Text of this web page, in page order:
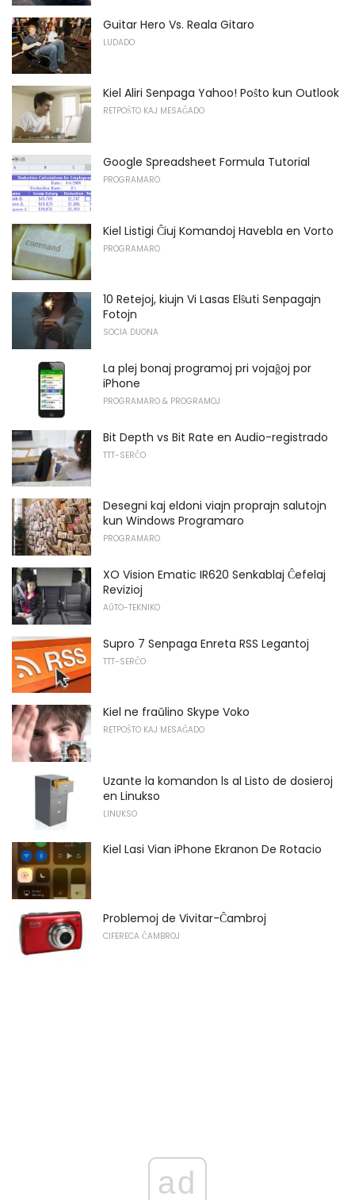
Guitar Hero Vs. Reala Gitaro
LUDADO
Kiel Aliri Senpaga Yahoo! Poŝto kun Outlook
RETPOŜTO KAJ MESAĜADO
Google Spreadsheet Formula Tutorial
PROGRAMARO
Kiel Listigi Ĉiuj Komandoj Havebla en Vorto
PROGRAMARO
10 Retejoj, kiujn Vi Lasas Elŝuti Senpagajn
Fotojn
SOCIA DUONA
La plej bonaj programoj pri vojaĝoj por
iPhone
PROGRAMARO & PROGRAMOJ
Bit Depth vs Bit Rate en Audio-registrado
TTT-SERĈO
Desegni kaj eldoni viajn proprajn salutojn
kun Windows Programaro
PROGRAMARO
XO Vision Ematic IR620 Senkablaj Ĉefelaj
Revizioj
AŬTO-TEKNIKO
Supro 7 Senpaga Enreta RSS Legantoj
TTT-SERĈO
Kiel ne fraŭlino Skype Voko
RETPOŜTO KAJ MESAĜADO
Uzante la komandon ls al Listo de dosieroj
en Linukso
LINUKSO
Kiel Lasi Vian iPhone Ekranon De Rotacio
Problemoj de Vivitar-Ĉambroj
CIFERECA ĈAMBROJ
ad